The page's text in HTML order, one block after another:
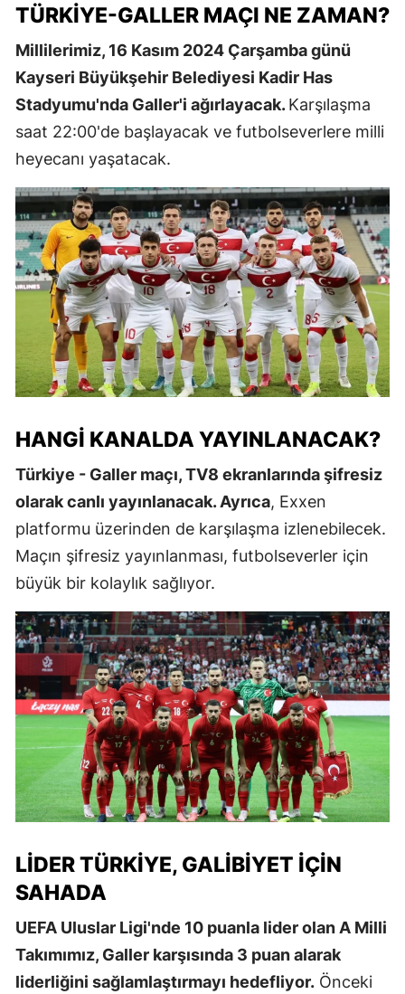
TÜRKIYE-GALLER MAÇI NE ZAMAN?
Millilerimiz, 16 Kasım 2024 Çarşamba günü
Kayseri Büyükşehir Belediyesi Kadir Has
Stadyumu'nda Galler'i ağırlayacak.Karşılaşma
saat 22:00'de başlayacak ve futbolseverlere milli
heyecanı yaşatacak.
HANGI KANALDA YAYINLANACAK?
Türkiye - Galler maçı, TV8 ekranlarında şifresiz
olarak canlı yayınlanacak. Ayrıca, Exxen
platformu üzerinden de karşılaşma izlenebilecek.
Maçın şifresiz yayınlanması, futbolseverler için
büyük bir kolaylık sağlıyor.
LIDER TÜRKIYE, GALIBIYET İÇIN
SAHADA
UEFA Uluslar Ligi'nde 10 puanla lider olan A Milli
Takımımız, Galler karşısında 3 puan alarak
liderliğini sağlamlaştırmayı hedefliyor. Önceki